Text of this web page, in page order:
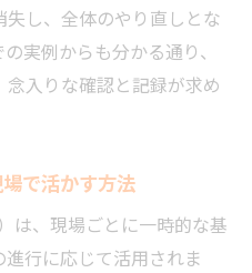
し、全体のやり直しとな
実例からも分かる通り、
入りな確認と記録が求め
で活かす方法
は、現場ごとに一時的な基
行に応じて活用されま